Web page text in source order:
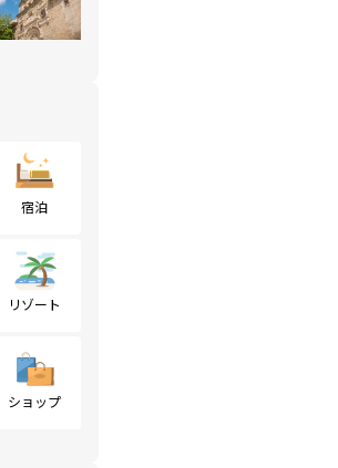
宿泊
リゾート
ショップ